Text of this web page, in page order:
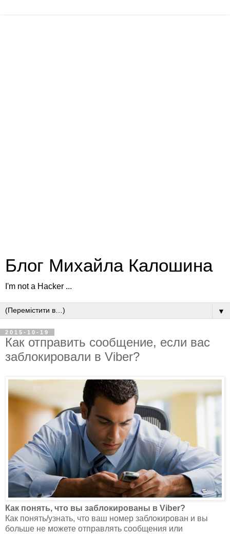
Блог Михайла Калошина
I'm not a Hacker ...
▼
2015-10-19
Как отправить сообщение, если вас
заблокировали в Viber?
Как понять, что вы заблокированы в Viber?
Как понять/узнать, что ваш номер заблокирован и вы
больше не можете отправлять сообщения или